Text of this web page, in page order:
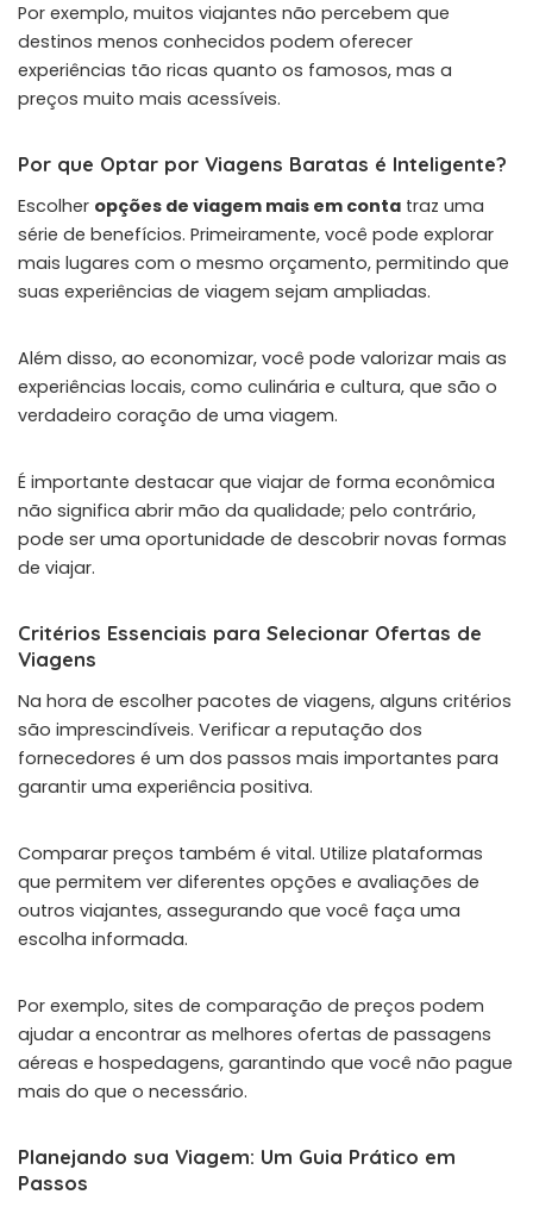
Por exemplo, muitos viajantes não percebem que
destinos menos conhecidos podem oferecer
experiências tão ricas quanto os famosos, mas a
preços muito mais acessíveis.
Por que Optar por Viagens Baratas é Inteligente?
Escolher opções de viagem mais em conta traz uma
série de benefícios. Primeiramente, você pode explorar
mais lugares com o mesmo orçamento, permitindo que
suas experiências de viagem sejam ampliadas.
Além disso, ao economizar, você pode valorizar mais as
experiências locais, como culinária e cultura, que são o
verdadeiro coração de uma viagem.
É importante destacar que viajar de forma econômica
não significa abrir mão da qualidade; pelo contrário,
pode ser uma oportunidade de descobrir novas formas
de viajar.
Critérios Essenciais para Selecionar Ofertas de
Viagens
Na hora de escolher pacotes de viagens, alguns critérios
são imprescindíveis. Verificar a reputação dos
fornecedores é um dos passos mais importantes para
garantir uma experiência positiva.
Comparar preços também é vital. Utilize plataformas
que permitem ver diferentes opções e avaliações de
outros viajantes, assegurando que você faça uma
escolha informada.
Por exemplo, sites de comparação de preços podem
ajudar a encontrar as melhores ofertas de passagens
aéreas e hospedagens, garantindo que você não pague
mais do que o necessário.
Planejando sua Viagem: Um Guia Prático em
Passos